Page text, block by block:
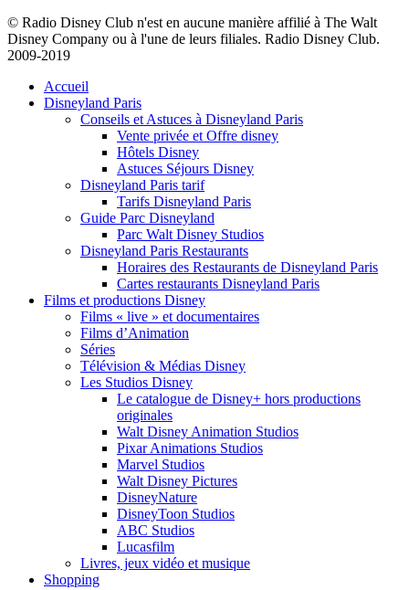
© Radio Disney Club n'est en aucune manière affilié à The Walt
Disney Company ou à l'une de leurs filiales. Radio Disney Club.
2009-2019
Accueil
Disneyland Paris
Conseils et Astuces à Disneyland Paris
Vente privée et Offre disney
Hôtels Disney
Astuces Séjours Disney
Disneyland Paris tarif
Tarifs Disneyland Paris
Guide Parc Disneyland
Parc Walt Disney Studios
Disneyland Paris Restaurants
Horaires des Restaurants de Disneyland Paris
Cartes restaurants Disneyland Paris
Films et productions Disney
Films « live » et documentaires
Films d’Animation
Séries
Télévision & Médias Disney
Les Studios Disney
Le catalogue de Disney+ hors productions
originales
Walt Disney Animation Studios
Pixar Animations Studios
Marvel Studios
Walt Disney Pictures
DisneyNature
DisneyToon Studios
ABC Studios
Lucasfilm
Livres, jeux vidéo et musique
Shopping